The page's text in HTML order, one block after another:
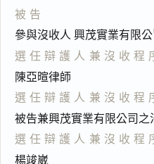
被告
參與沒收人 興茂實業有限
選任辯護人兼沒收程
陳亞暄律師
選任辯護人兼沒收程
被告兼興茂實業有限公司之
選任辯護人兼沒收程
楊竣崴